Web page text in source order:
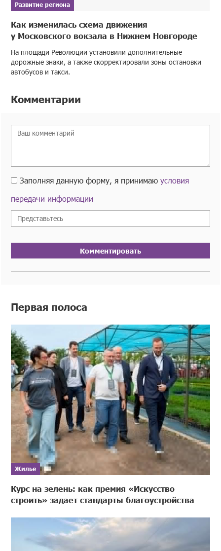
Развитие региона
Как изменилась схема движения
у Московского вокзала в Нижнем Новгороде
На площади Революции установили дополнительные
дорожные знаки, а также скорректировали зоны остановки
автобусов и такси.
Комментарии
Заполняя данную форму, я принимаюусловия
передачи информации
Комментировать
Первая полоса
Жилье
Курс на зелень: как премия «Искусство
строить» задает стандарты благоустройства